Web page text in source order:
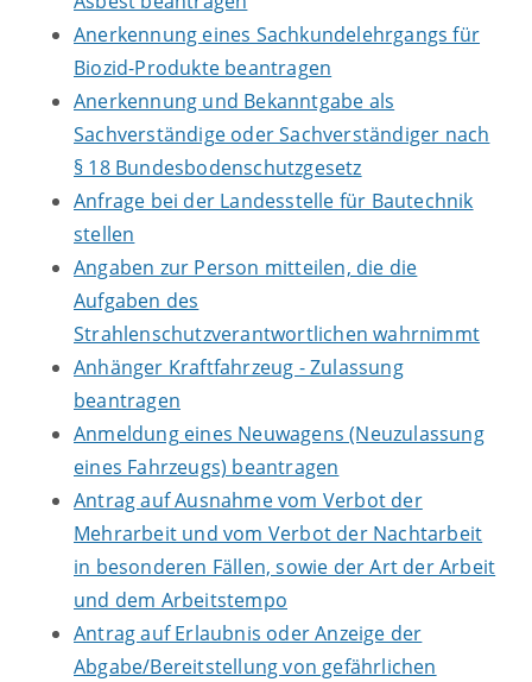
Anerkennung eines Sachkundelehrgangs für
Biozid-Produkte beantragen
Anerkennung und Bekanntgabe als
Sachverständige oder Sachverständiger nach
§ 18 Bundesbodenschutzgesetz
Anfrage bei der Landesstelle für Bautechnik
stellen
Angaben zur Person mitteilen, die die
Aufgaben des
Strahlenschutzverantwortlichen wahrnimmt
Anhänger Kraftfahrzeug - Zulassung
beantragen
Anmeldung eines Neuwagens (Neuzulassung
eines Fahrzeugs) beantragen
Antrag auf Ausnahme vom Verbot der
Mehrarbeit und vom Verbot der Nachtarbeit
in besonderen Fällen, sowie der Art der Arbeit
und dem Arbeitstempo
Antrag auf Erlaubnis oder Anzeige der
Abgabe/Bereitstellung von gefährlichen